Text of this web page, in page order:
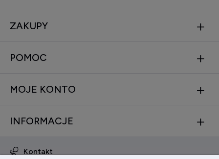
ZAKUPY
POMOC
MOJE KONTO
INFORMACJE
Kontakt